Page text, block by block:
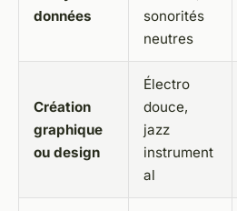
données
sonorités
neutres
Création
graphique
ou design
Électro
douce,
jazz
instrument
al